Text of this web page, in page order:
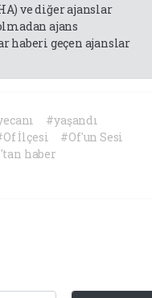
ve diğer ajanslar
ajans
haberi geçen ajanslar
#yaşandı
İlçesi
#Of'un Sesi
haber